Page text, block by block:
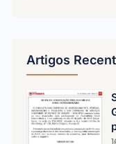
Artigos